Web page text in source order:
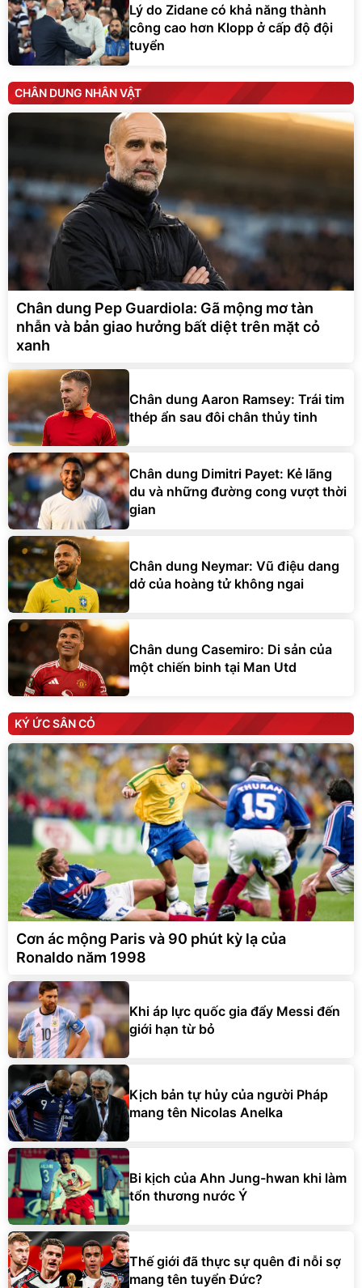
Lý do Zidane có khả năng thành
công cao hơn Klopp ở cấp độ đội
tuyển
CHÂN DUNG NHÂN VẬT
Chân dung Pep Guardiola: Gã mộng mơ tàn
nhẫn và bản giao hưởng bất diệt trên mặt cỏ
xanh
Chân dung Aaron Ramsey: Trái tim
thép ẩn sau đôi chân thủy tinh
Chân dung Dimitri Payet: Kẻ lãng
du và những đường cong vượt thời
gian
Chân dung Neymar: Vũ điệu dang
dở của hoàng tử không ngai
Chân dung Casemiro: Di sản của
một chiến binh tại Man Utd
KÝ ỨC SÂN CỎ
Cơn ác mộng Paris và 90 phút kỳ lạ của
Ronaldo năm 1998
Khi áp lực quốc gia đẩy Messi đến
giới hạn từ bỏ
Kịch bản tự hủy của người Pháp
mang tên Nicolas Anelka
Bi kịch của Ahn Jung-hwan khi làm
tổn thương nước Ý
Thế giới đã thực sự quên đi nỗi sợ
mang tên tuyển Đức?